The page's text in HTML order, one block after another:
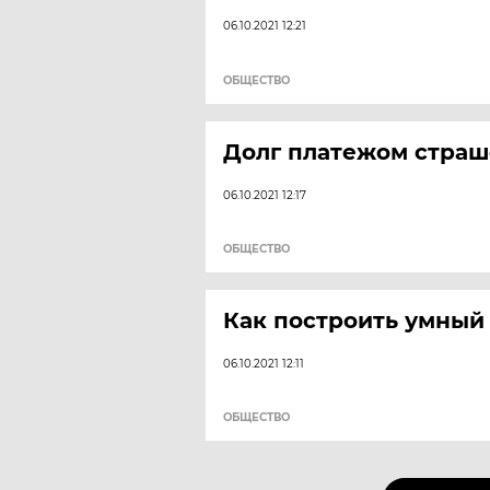
06.10.2021 12:21
ОБЩЕСТВО
Долг платежом
06.10.2021 12:17
ОБЩЕСТВО
Как построить умный
06.10.2021 12:11
ОБЩЕСТВО